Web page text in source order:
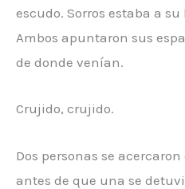
escudo. Sorros estaba a su
Ambos apuntaron sus
de donde venían.
Crujido, crujido.
Dos personas se
antes de que una se